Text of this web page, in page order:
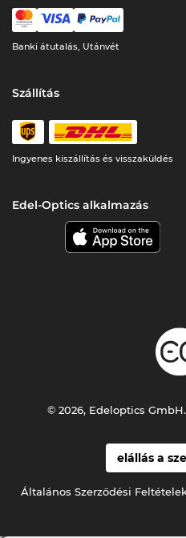
Banki átutalás, Utánvét
Szállítás
Ingyenes kiszállítás és visszaküldés
Edel-Optics alkalmazás
elállás a
Általános Szerződési
© 2026, Edeloptics